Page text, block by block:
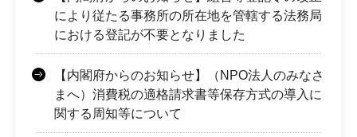
により従たる事務所の所在地を管轄する法務局
における登記が不要となりました
【内閣府からのお知らせ】（NPO法人のみなさ
まへ）消費税の適格請求書等保存方式の導入に
関する周知等について